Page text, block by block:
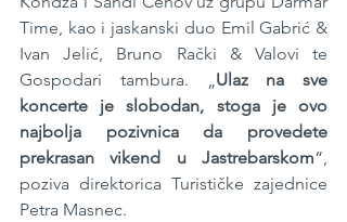
Time, kao i jaskanski duo Emil Gabrić &
Ivan Jelić, Bruno Rački & Valovi te
Gospodari tambura. „Ulaz na sve
koncerte je slobodan, stoga je ovo
najbolja pozivnica da provedete
prekrasan vikend u Jastrebarskom“,
poziva direktorica Turističke zajednice
Petra Masnec.